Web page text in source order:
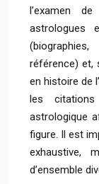
l’examen
astrologues
référence) et,
en histoire de
les
astrologique
figure. Il est
exhaustive,
d’ensemble